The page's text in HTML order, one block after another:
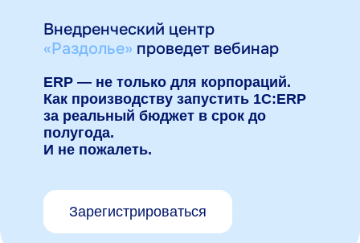
ERP — не только для корпораций.
Как производству запустить 1С:ERP
за реальный бюджет в срок до
полугода.
И не пожалеть.
Внедренческий центр
«Раздолье» проведет вебинар
Зарегистрироваться